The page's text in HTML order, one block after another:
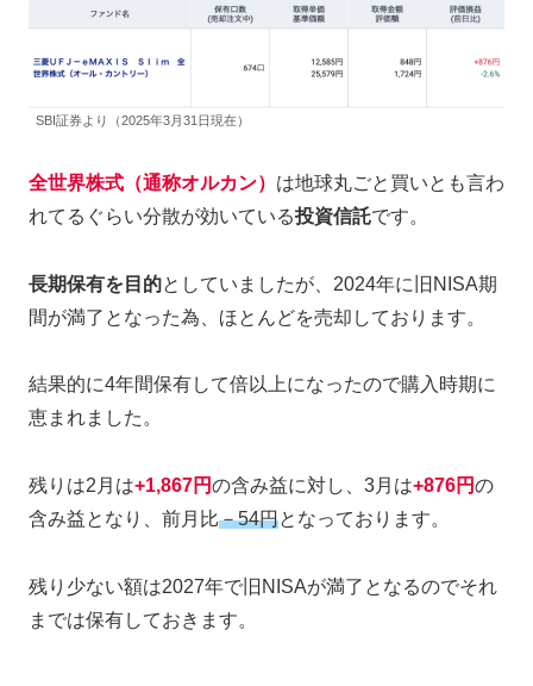
SBI証券より（2025年3月31日現在）
全世界株式（通称オルカン） は地球丸ごと買いとも言わ
れてるぐらい分散が効いている投資信託です。
長期保有を目的としていましたが、2024年に旧NISA期
間が満了となった為、ほとんどを売却しております。
結果的に4年間保有して倍以上になったので購入時期に
恵まれました。
残りは2月は+1,867円の含み益に対し、3月は+876円の
含み益となり、前月比－54円となっております。
残り少ない額は2027年で旧NISAが満了となるのでそれ
までは保有しておきます。